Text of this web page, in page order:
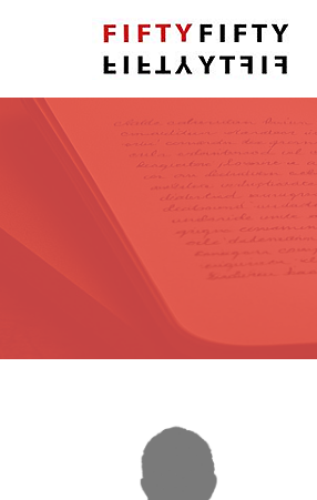
Navigation
Unsere Bücher
Autoren